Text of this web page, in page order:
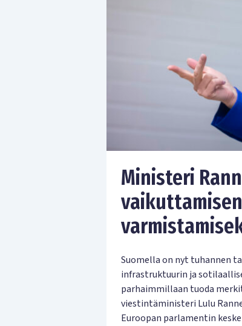
Ministeri
Suomella on nyt tuhannen
infrastruktuurin ja
parhaimmillaan tuoda
viestintäministeri Lulu
Euroopan parlamentin